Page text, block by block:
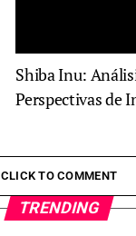
Shiba Inu:
Perspectivas de
CLICK TO COMMENT
TRENDING